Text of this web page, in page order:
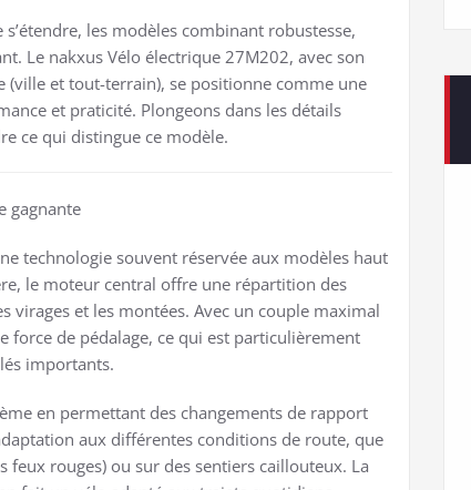
les modèles combinant robustesse,
Le nakxus Vélo électrique 27M202, avec son
(ville et tout-terrain), se positionne comme une
et praticité. Plongeons dans les détails
ce qui distingue ce modèle.
gagnante
technologie souvent réservée aux modèles haut
le moteur central offre une répartition des
virages et les montées. Avec un couple maximal
de pédalage, ce qui est particulièrement
importants.
en permettant des changements de rapport
aux différentes conditions de route, que
rouges) ou sur des sentiers caillouteux. La